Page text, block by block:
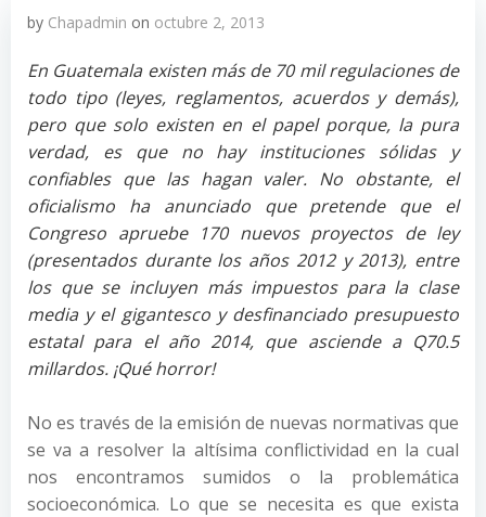
by Chapadmin on octubre 2, 2013
En Guatemala existen más de 70 mil regulaciones de
todo tipo (leyes, reglamentos, acuerdos y demás),
pero que solo existen en el papel porque, la pura
verdad, es que no hay instituciones sólidas y
confiables que las hagan valer. No obstante, el
oficialismo ha anunciado que pretende que el
Congreso apruebe 170 nuevos proyectos de ley
(presentados durante los años 2012 y 2013), entre
los que se incluyen más impuestos para la clase
media y el gigantesco y desfinanciado presupuesto
estatal para el año 2014, que asciende a Q70.5
millardos. ¡Qué horror!
No es través de la emisión de nuevas normativas que
se va a resolver la altísima conflictividad en la cual
nos encontramos sumidos o la problemática
socioeconómica. Lo que se necesita es que exista